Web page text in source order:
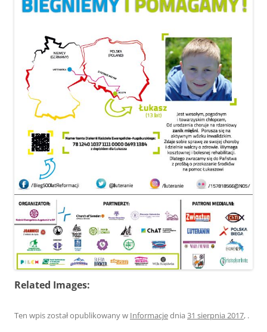
Related Images:
Ten wpis został opublikowany w Informacjednia 31 sierpnia 2017, .